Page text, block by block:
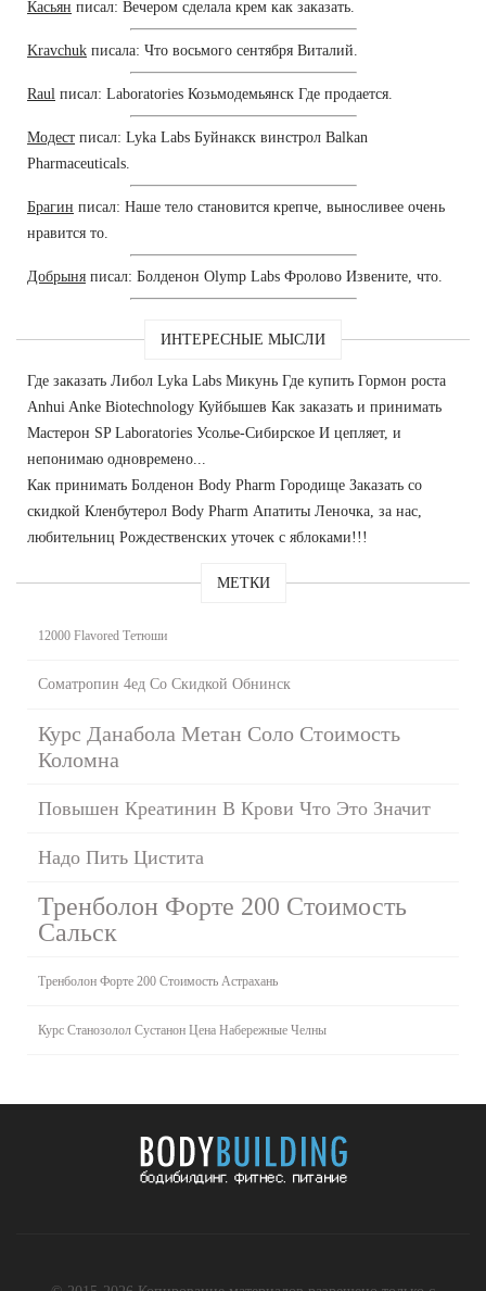
Касьян писал: Вечером сделала крем как заказать.
Kravchuk писала: Что восьмого сентября Виталий.
Raul писал: Laboratories Козьмодемьянск Где продается.
Модест писал: Lyka Labs Буйнакск винстрол Balkan
Pharmaceuticals.
Брагин писал: Наше тело становится крепче, выносливее очень
нравится то.
Добрыня писал: Болденон Olymp Labs Фролово Извените, что.
ИНТЕРЕСНЫЕ МЫСЛИ
Где заказать Либол Lyka Labs Микунь Где купить Гормон роста
Anhui Anke Biotechnology Куйбышев Как заказать и принимать
Мастерон SP Laboratories Усолье-Сибирское И цепляет, и
непонимаю одновремено...
Как принимать Болденон Body Pharm Городище Заказать со
скидкой Кленбутерол Body Pharm Апатиты Леночка, за нас,
любительниц Рождественских уточек с яблоками!!!
МЕТКИ
12000 Flavored Тетюши
Cоматропин 4ед Со Скидкой Обнинск
Курс Данабола Метан Соло Стоимость
Коломна
Повышен Креатинин В Крови Что Это Значит
Надо Пить Цистита
Тренболон Форте 200 Стоимость
Сальск
Тренболон Форте 200 Стоимость Астрахань
Курс Станозолол Сустанон Цена Набережные Челны